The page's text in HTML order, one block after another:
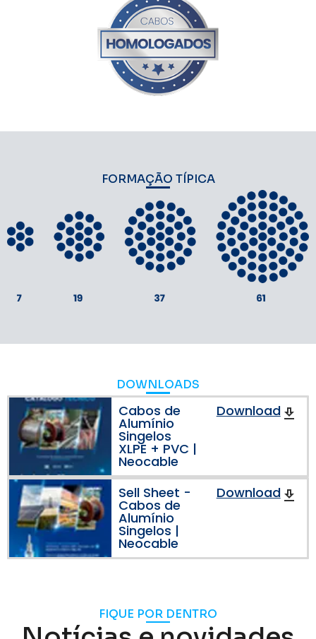
FORMAÇÃO TÍPICA
DOWNLOADS
Cabos de
Alumínio
Singelos
XLPE + PVC |
Neocable
Download
Sell Sheet -
Cabos de
Alumínio
Singelos |
Neocable
Download
FIQUE POR DENTRO